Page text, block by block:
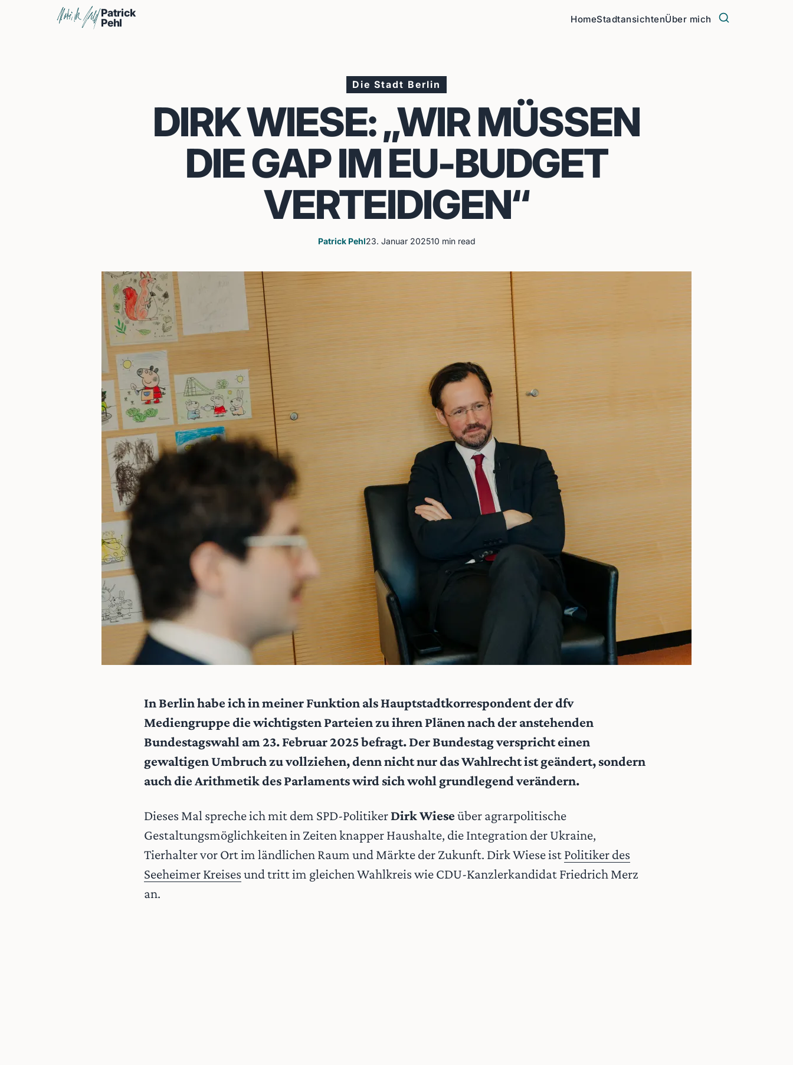
Patrick
Pehl
HomeStadtansichtenÜber mich
Die Stadt Berlin
DIRK WIESE: „WIR MÜSSEN
DIE GAP IM EU-BUDGET
VERTEIDIGEN“
Patrick Pehl23. Januar 202510 min read
In Berlin habe ich in meiner Funktion als Hauptstadtkorrespondent der dfv
Mediengruppe die wichtigsten Parteien zu ihren Plänen nach der anstehenden
Bundestagswahl am 23. Februar 2025 befragt. Der Bundestag verspricht einen
gewaltigen Umbruch zu vollziehen, denn nicht nur das Wahlrecht ist geändert, sondern
auch die Arithmetik des Parlaments wird sich wohl grundlegend verändern.
Dieses Mal spreche ich mit dem SPD-PolitikerDirk Wieseüber agrarpolitische
Gestaltungsmöglichkeiten in Zeiten knapper Haushalte, die Integration der Ukraine,
Tierhalter vor Ort im ländlichen Raum und Märkte der Zukunft. Dirk Wiese istPolitiker des
Seeheimer Kreisesund tritt im gleichen Wahlkreis wie CDU-Kanzlerkandidat Friedrich Merz
an.